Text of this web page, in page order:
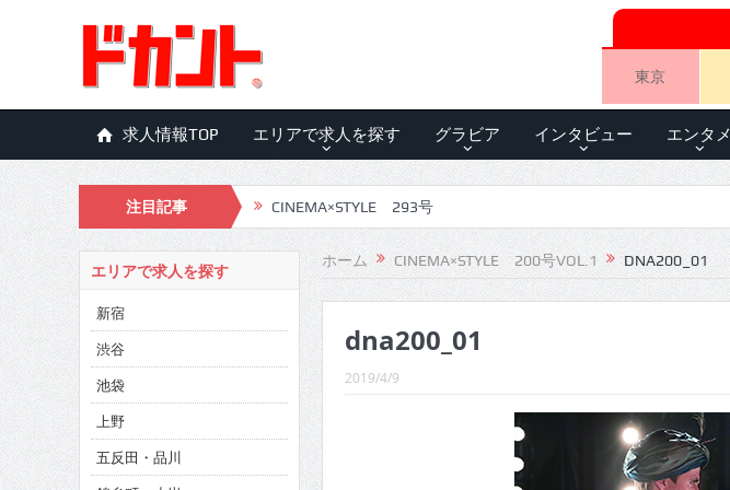
東京
求人情報TOP エリアで求人を探す グラビア インタビュー エンタメ
注目記事 CINEMA×STYLE 293号
CINEMA×STYLE 292号
CINEMA×STYLE 291号
CINEMA×STYLE 290号
CINEMA×STYLE 289号
CINEMA×STYLE 288号
ホーム CINEMA×STYLE 200号VOL.1 DNA200_01
dna200_01
2019/4/9
エリアで求人を探す
新宿
渋谷
池袋
上野
五反田・品川